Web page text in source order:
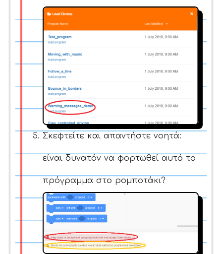
Σκεφτείτε και απαντήστε νοητά:
είναι δυνατόν να φορτωθεί αυτό το
πρόγραμμα στο ρομποτάκι?